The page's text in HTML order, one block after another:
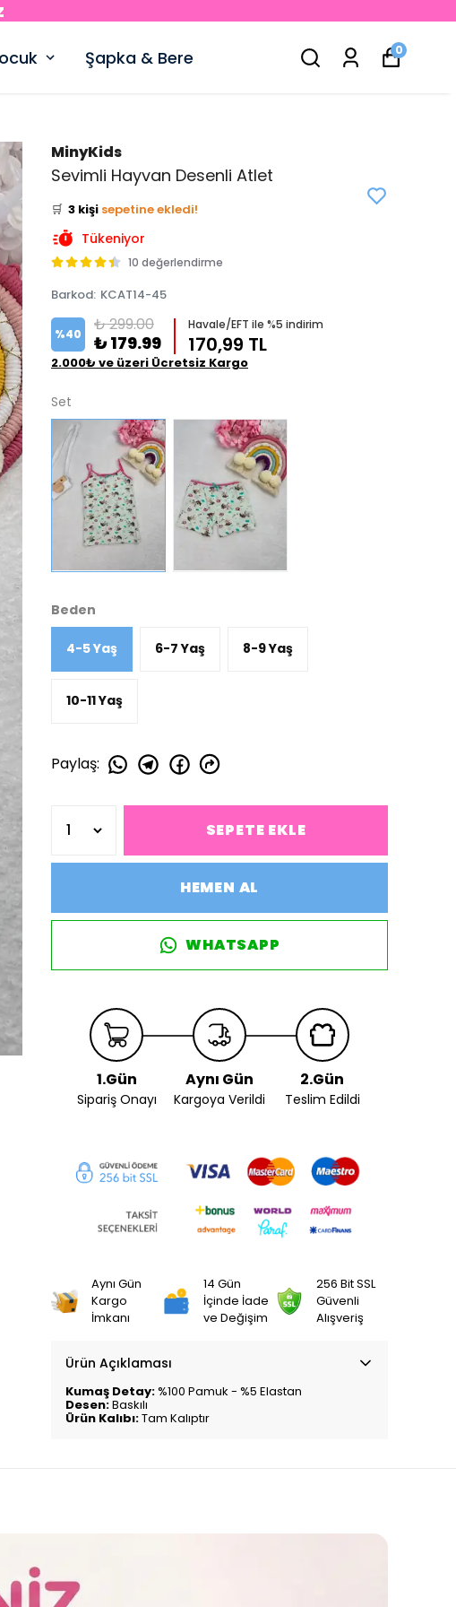
Şapka & Bere 0
MinyKids
Sevimli Hayvan Desenli Atlet
👀 Şu an 4 kişi
⭐️
Bu ürünü 11 kişi
favoriledi!
sepetine ekledi!
✅ Bugün2 adetsatıldı
Tükeniyor
10 değerlendirme
Barkod: KCAT14-45
%40 ₺ 299.00
₺ 179.99
Havale/EFT ile %5 indirim
170,99 TL
2.000₺ ve üzeri Ücretsiz Kargo
Set
Beden
4-5 Yaş 6-7 Yaş 8-9 Yaş
10-11 Yaş
Paylaş:
SEPETE EKLE
HEMEN AL
WHATSAPP
1.Gün
Sipariş Onayı
Aynı Gün
Kargoya Verildi
2.Gün
Teslim Edildi
Aynı Gün
Kargo
İmkanı
14 Gün
İçinde İade
ve Değişim
256 Bit SSL
Güvenli
Alışveriş
Ürün Açıklaması
Kumaş Detay:%100 Pamuk - %5 Elastan
Desen:Baskılı
Ürün Kalıbı:Tam Kalıptır